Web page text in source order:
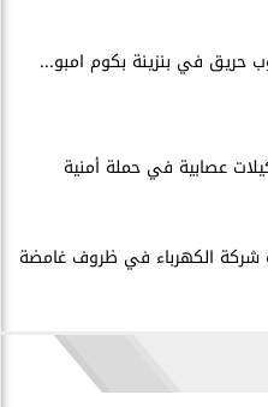
حريق في بنزينة بكوم امبو...
شركة الكهرباء في ظروف غامضة